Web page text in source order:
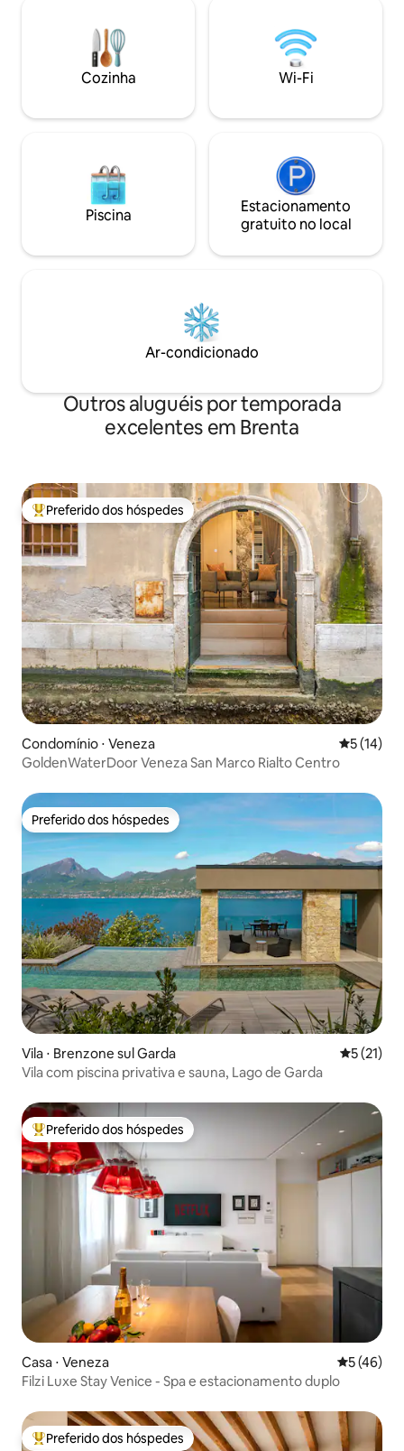
super-king e 2 banheiros, um com uma
luxuosa banheira independente.
Também temos um sofá-cama de casal
confortável na sala de estar que pode
Cozinha Wi-Fi
Piscina
Estacionamento
gratuito no local
Ar-condicionado
Outros aluguéis por temporada
excelentes em Brenta
Entre os melhores preferidos dos hóspedes
Preferido dos hóspedes
Condomínio ⋅ Veneza 5 de uma
5 (14)
GoldenWaterDoor Veneza San Marco Rialto Centro
Preferido dos hóspedes
Preferido dos hóspedes
Vila ⋅ Brenzone sul Garda 5 de uma
5 (21)
Vila com piscina privativa e sauna, Lago de Garda
Entre os melhores preferidos dos hóspedes
Preferido dos hóspedes
Casa ⋅ Veneza 5 de uma
5 (46)
Filzi Luxe Stay Venice - Spa e estacionamento duplo
Entre os melhores preferidos dos hóspedes
Preferido dos hóspedes